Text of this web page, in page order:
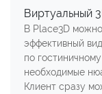
Виртуальный
В Place3D
эффективный
по
необходимые
Клиент сразу